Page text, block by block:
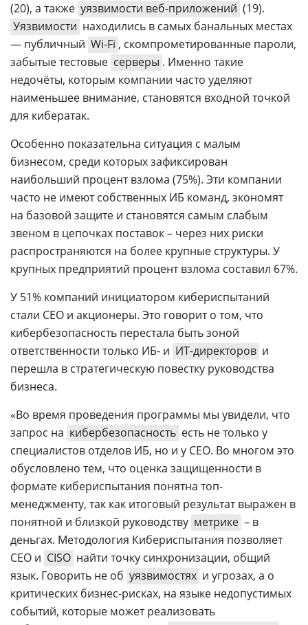
(20), а также уязвимости веб-приложений (19).
Уязвимости находились в самых банальных местах
— публичный Wi-Fi , скомпрометированные пароли,
забытые тестовые серверы . Именно такие
недочёты, которым компании часто уделяют
наименьшее внимание, становятся входной точкой
для кибератак.
Особенно показательна ситуация с малым
бизнесом, среди которых зафиксирован
наибольший процент взлома (75%). Эти компании
часто не имеют собственных ИБ команд, экономят
на базовой защите и становятся самым слабым
звеном в цепочках поставок – через них риски
распространяются на более крупные структуры. У
крупных предприятий процент взлома составил 67%.
У 51% компаний инициатором кибериспытаний
стали CEO и акционеры. Это говорит о том, что
кибербезопасность перестала быть зоной
ответственности только ИБ- и ИТ-директоров и
перешла в стратегическую повестку руководства
бизнеса.
«Во время проведения программы мы увидели, что
запрос на кибербезопасность есть не только у
специалистов отделов ИБ, но и у CEO. Во многом это
обусловлено тем, что оценка защищенности в
формате кибериспытания понятна топ-
менеджменту, так как итоговый результат выражен в
понятной и близкой руководству метрике – в
деньгах. Методология Кибериспытания позволяет
CEO и CISO найти точку синхронизации, общий
язык. Говорить не об уязвимостях и угрозах, а о
критических бизнес-рисках, на языке недопустимых
событий, которые может реализовать